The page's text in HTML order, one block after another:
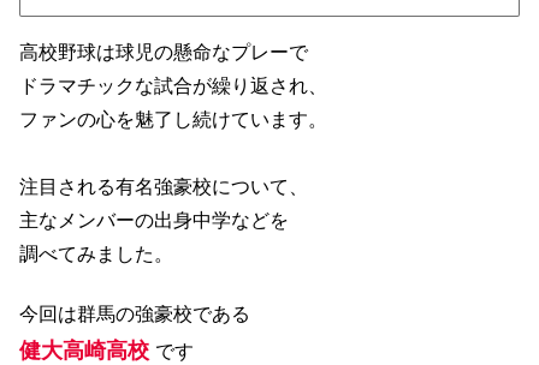
高校野球は球児の懸命なプレーで
ドラマチックな試合が繰り返され、
ファンの心を魅了し続けています。
注目される有名強豪校について、
主なメンバーの出身中学などを
調べてみました。
今回は群馬の強豪校である
健大高崎高校 です